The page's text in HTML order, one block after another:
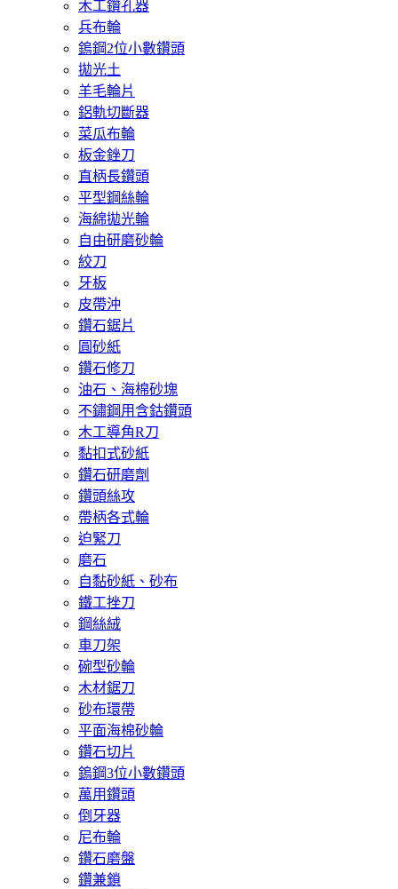
木工鑽孔器
兵布輪
鎢鋼2位小數鑽頭
拋光土
羊毛輪片
鋁軌切斷器
菜瓜布輪
板金銼刀
直柄長鑽頭
平型鋼絲輪
海綿拋光輪
自由研磨砂輪
絞刀
牙板
皮帶沖
鑽石鋸片
圓砂紙
鑽石修刀
油石、海棉砂塊
不鏽鋼用含鈷鑽頭
木工導角R刀
黏扣式砂紙
鑽石研磨劑
鑽頭絲攻
帶柄各式輪
迫緊刀
磨石
自黏砂紙、砂布
鐵工挫刀
鋼絲絨
車刀架
碗型砂輪
木材鋸刀
砂布環帶
平面海棉砂輪
鑽石切片
鎢鋼3位小數鑽頭
萬用鑽頭
倒牙器
尼布輪
鑽石磨盤
鑽兼鎖